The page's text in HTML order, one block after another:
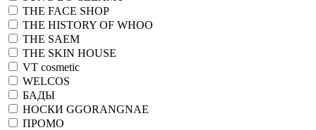
THE FACE SHOP
THE HISTORY OF WHOO
THE SAEM
THE SKIN HOUSE
VT cosmetic
WELCOS
БАДЫ
НОСКИ GGORANGNAE
ПРОМО